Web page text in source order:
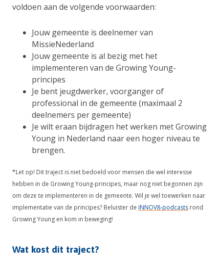
voldoen aan de volgende voorwaarden:
Jouw gemeente is deelnemer van
MissieNederland
Jouw gemeente is al bezig met het
implementeren van de Growing Young-
principes
Je bent jeugdwerker, voorganger of
professional in de gemeente (maximaal 2
deelnemers per gemeente)
Je wilt eraan bijdragen het werken met Growing
Young in Nederland naar een hoger niveau te
brengen.
*Let op! Dit traject is niet bedoeld voor mensen die wel interesse
hebben in de Growing Young-principes, maar nog niet begonnen zijn
om deze te implementeren in de gemeente. Wil je wel toewerken naar
implementatie van de principes? Beluister de INNOV8-podcasts rond
Growing Young en kom in beweging!
Wat kost dit traject?